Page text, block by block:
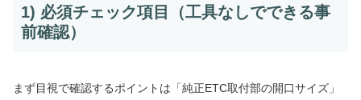
1) 必須チェック項目（工具なしでできる事
前確認）
まず目視で確認するポイントは「純正ETC取付部の開口サイズ」